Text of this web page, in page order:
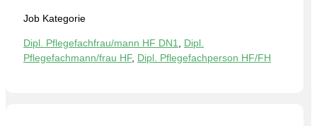
Job Kategorie
Dipl. Pflegefachfrau/mann HF DN1
Dipl.
Pflegefachmann/frau HF, Dipl. Pflegefachperson HF/FH